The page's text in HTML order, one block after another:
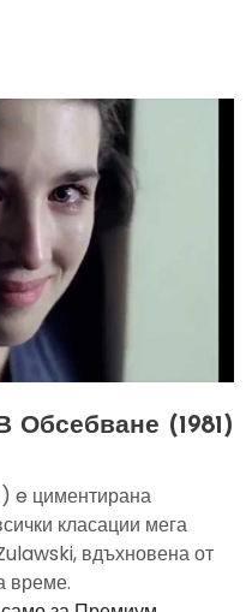
(1981)
e циментирана
класации мега
вдъхновена от
време.